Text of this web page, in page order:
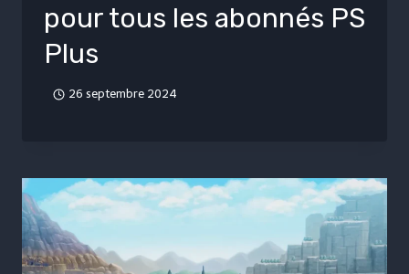
pour tous les abonnés PS
Plus
26 septembre 2024